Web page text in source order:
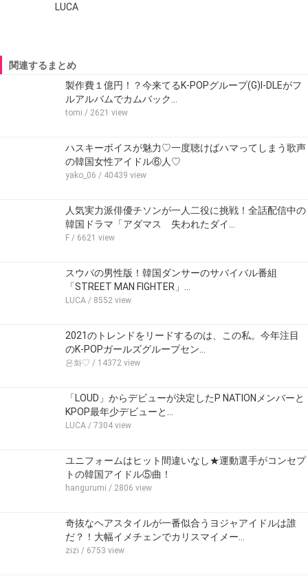
LUCA
関連するまとめ
製作費１億円！？今来てるK-POPグループ(G)I-DLEがフ
ルアルバムでカムバック…
tomi / 2621 view
ハスキーボイスが魅力♡一度聴けばハマってしまう歌声
の韓国女性アイドル⑥人♡
yako_06 / 40439 view
人気実力派俳優チソンが一人二役に挑戦！全話配信中の
韓国ドラマ「アダマス 失われたダイ…
F / 6621 view
スウパの男性版！韓国ダンサーのサバイバル番組
「STREET MAN FIGHTER」…
LUCA / 8552 view
2021のトレンドをリードするのは、この私。今年注目
のK-POPガールズグループセン…
은화♡ / 14372 view
「LOUD」からデビューが決定したP NATIONメンバーと
KPOP最年少デビューと…
LUCA / 7304 view
ユニフォームはヒット間違いなし★運動選手がコンセプ
トの韓国アイドル⑤曲！
hangurumi / 2806 view
奇抜なヘアスタイルが一番似合うヨジャアイドルは誰
だ？！大幅イメチェンでカリスマイメー…
zizi / 6753 view